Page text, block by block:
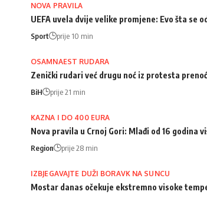
NOVA PRAVILA
UEFA uvela dvije velike promjene: Evo šta se
Sport prije 10 min
OSAMNAEST RUDARA
Zenički rudari već drugu noć iz protesta
BiH prije 21 min
KAZNA I DO 400 EURA
Nova pravila u Crnoj Gori: Mlađi od 16 godina
Region prije 28 min
IZBJEGAVAJTE DUŽI BORAVK NA SUNCU
Mostar danas očekuje ekstremno visoke